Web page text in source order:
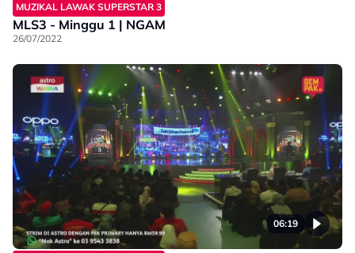
MUZIKAL LAWAK SUPERSTAR 3
MLS3 - Minggu 1 | NGAM
26/07/2022
06:19